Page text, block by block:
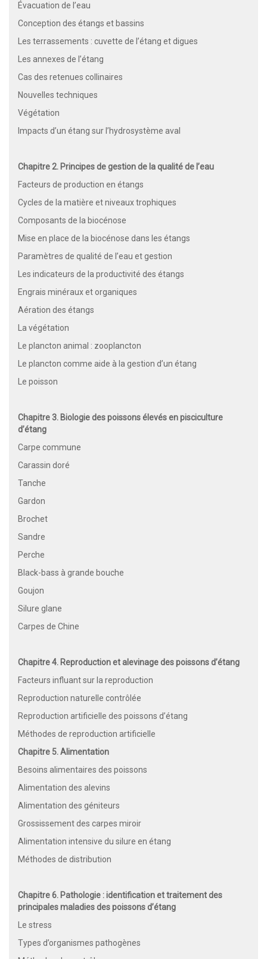
Évacuation de l’eau
Conception des étangs et bassins
Les terrassements : cuvette de l’étang et digues
Les annexes de l’étang
Cas des retenues collinaires
Nouvelles techniques
Végétation
Impacts d’un étang sur l’hydrosystème aval
Chapitre 2. Principes de gestion de la qualité de l’eau
Facteurs de production en étangs
Cycles de la matière et niveaux trophiques
Composants de la biocénose
Mise en place de la biocénose dans les étangs
Paramètres de qualité de l’eau et gestion
Les indicateurs de la productivité des étangs
Engrais minéraux et organiques
Aération des étangs
La végétation
Le plancton animal : zooplancton
Le plancton comme aide à la gestion d’un étang
Le poisson
Chapitre 3. Biologie des poissons élevés en pisciculture
d’étang
Carpe commune
Carassin doré
Tanche
Gardon
Brochet
Sandre
Perche
Black-bass à grande bouche
Goujon
Silure glane
Carpes de Chine
Chapitre 4. Reproduction et alevinage des poissons d’étang
Facteurs influant sur la reproduction
Reproduction naturelle contrôlée
Reproduction artificielle des poissons d’étang
Méthodes de reproduction artificielle
Chapitre 5. Alimentation
Besoins alimentaires des poissons
Alimentation des alevins
Alimentation des géniteurs
Grossissement des carpes miroir
Alimentation intensive du silure en étang
Méthodes de distribution
Chapitre 6. Pathologie : identification et traitement des
principales maladies des poissons d’étang
Le stress
Types d’organismes pathogènes